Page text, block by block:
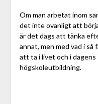
Om man arbetat inom
det inte ovanligt att
är det dags att tänka
annat, men med vad i så
att ta i livet och i dagens
högskoleutbildning.